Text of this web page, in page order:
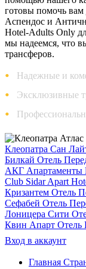
готовы помочь вам
Аспендос и
Hotel-Adults Only
мы надеемся, что
трансферов.
Надежные и
Эксклюзивные
Клеопатра Сан
Билкай Отель
АКГ Апартаменты
Club Sidar Apart
Кризантем Отель
Сефабей Отель
Лоницера Сити
Квин Апарт Отель
Вход в аккаунт
Главная